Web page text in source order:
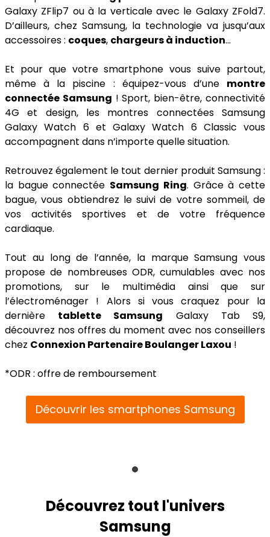
Galaxy ZFlip7 ou à la verticale avec le Galaxy ZFold7.
D’ailleurs, chez Samsung, la technologie va jusqu’aux
accessoires : coques, chargeurs à induction...
Et pour que votre smartphone vous suive partout,
même à la piscine : équipez-vous d’une montre
connectée Samsung ! Sport, bien-être, connectivité
4G et design, les montres connectées Samsung
Galaxy Watch 6 et Galaxy Watch 6 Classic vous
accompagnent dans n’importe quelle situation.
Retrouvez également le tout dernier produit Samsung :
la bague connectée Samsung Ring. Grâce à cette
bague, vous obtiendrez le suivi de votre sommeil, de
vos activités sportives et de votre fréquence
cardiaque.
Tout au long de l’année, la marque Samsung vous
propose de nombreuses ODR, cumulables avec nos
promotions, sur le multimédia ainsi que sur
l’électroménager ! Alors si vous craquez pour la
dernière tablette Samsung Galaxy Tab S9,
découvrez nos offres du moment avec nos conseillers
chez Connexion Partenaire Boulanger Laxou !
*ODR : offre de remboursement
Découvrir les smartphones Samsung
Découvrez tout l'univers
Samsung